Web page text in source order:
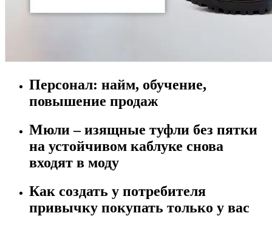
Персонал: найм, обучение,
повышение продаж
Мюли – изящные туфли без пятки
на устойчивом каблуке снова
входят в моду
Как создать у потребителя
привычку покупать только у вас